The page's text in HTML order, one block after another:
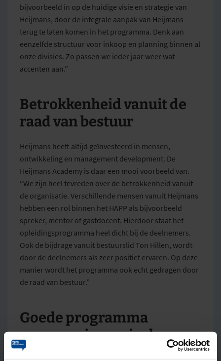
bijvoorbeeld in op de huidige visie en strategie van
Heijmans, door de integrale aanpak van Heijmans
terug te laten komen in het programma. Denk aan
eenzelfde structuur voor inkoop en planning binnen al
onze divisies. Zo passen we ieder jaar weer wat
accenten aan.”
Betrokkenheid vanuit de
raad van bestuur
Heijmans heeft altijd geïnvesteerd in mensen,
ontwikkeling en management development. De
Heijmans Academy is daar een mooi voorbeeld van.
“We zijn heel tevreden over de betrokkenheid vanuit
de organisatie. Verschillende mensen vanuit Heijmans
hebben een rol binnen het HAPP als bijvoorbeeld
spreker, mentor of gastdocent. Hierdoor staat het
opleidingsprogramma heel dicht bij de deelnemers.
Ook de bijdrage vanuit bestuurslid Ton Hillen, wordt
door de deelnemers als zeer positief ervaren. Op deze
manier wordt het programma ook echt gedragen door
de raad van bestuur.”
Goede programma
manager is cruciaal